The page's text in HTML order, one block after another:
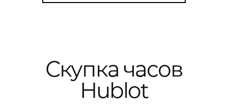
Скупка часов
Hublot